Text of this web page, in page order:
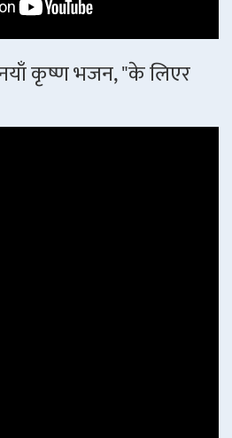
कृष्ण भजन, "के लिएर